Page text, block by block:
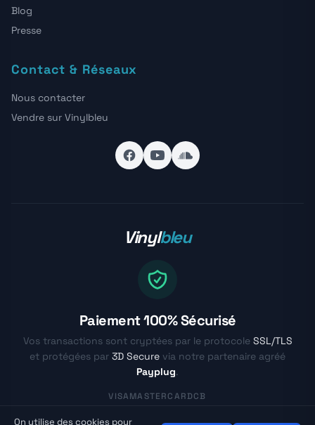
Blog
Presse
Contact & Réseaux
Nous contacter
Vendre sur Vinylbleu
Vinylbleu
Paiement 100% Sécurisé
Vos transactions sont cryptées par le protocole SSL/TLS
et protégées par 3D Secure via notre partenaire agréé
Payplug.
VISAMASTERCARDCB
On utilise des cookies pour